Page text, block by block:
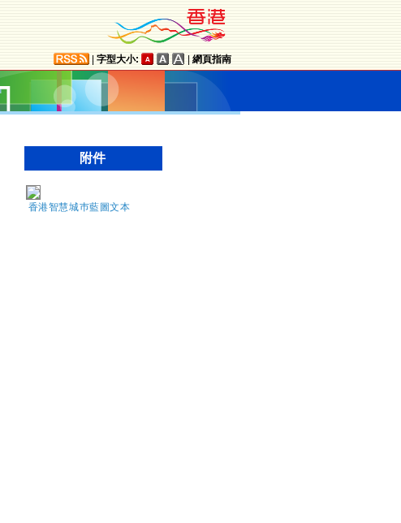
字型大小: 網頁指南
附件
香港智慧城巿藍圖文本